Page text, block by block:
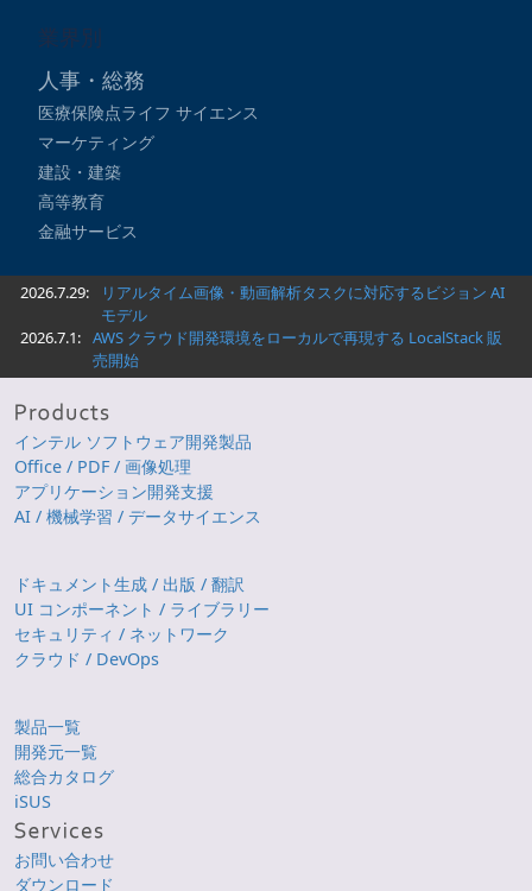
業界別
人事・総務
医療保険点ライフ サイエンス
マーケティング
建設・建築
高等教育
金融サービス
2026.7.29:
リアルタイム画像・動画解析タスクに対応するビジョン AI
モデル
2026.7.1: AWS クラウド開発環境をローカルで再現する LocalStack 販
売開始
インテル ソフトウェア開発製品
Office / PDF / 画像処理
アプリケーション開発支援
AI / 機械学習 / データサイエンス
ドキュメント生成 / 出版 / 翻訳
UI コンポーネント / ライブラリー
セキュリティ / ネットワーク
クラウド / DevOps
製品一覧
開発元一覧
総合カタログ
iSUS
お問い合わせ
ダウンロード